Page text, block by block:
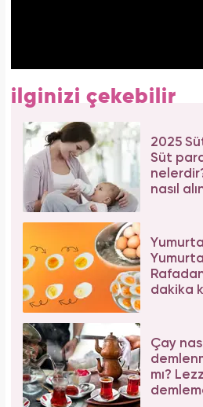
ilginizi çekebilir
2025
Süt
nasıl
dakika
Çay
mı?